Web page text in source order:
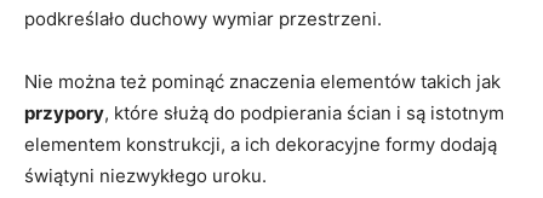
podkreślało duchowy ⁣wymiar przestrzeni.
Nie można też pominąć‍ znaczenia elementów takich ⁣jak
przypory,​ które służą do⁤ podpierania‍ ścian⁣ i są‌ istotnym
elementem konstrukcji,‌ a ich ‍dekoracyjne⁤ formy dodają
świątyni niezwykłego uroku. ‌